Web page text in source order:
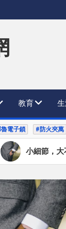
教育
電子鎖 #防火夾萬
小細節，大
品味生活